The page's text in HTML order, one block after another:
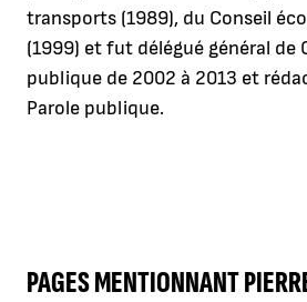
transports (1989), du Conseil
(1999) et fut délégué général de
publique de 2002 à 2013 et
Parole publique.
PAGES MENTIONNANT